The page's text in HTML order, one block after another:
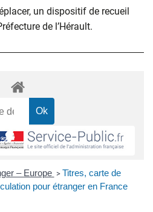
un dispositif de recueil
de l’Hérault.
– Europe > Titres, carte de
pour étranger en France